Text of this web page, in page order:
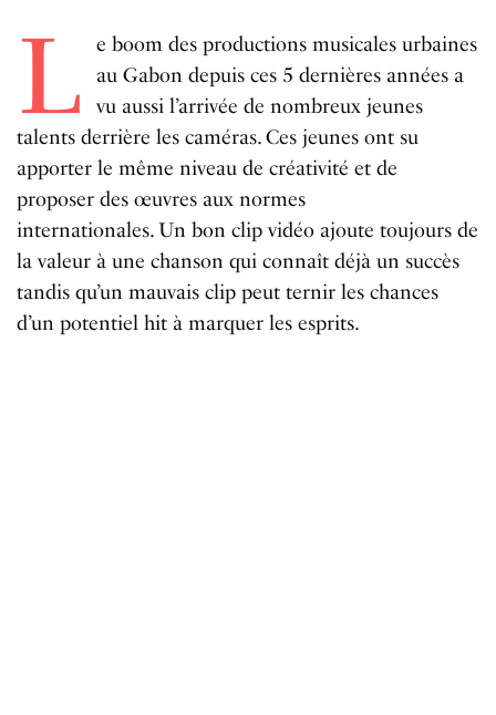
L
e boom des productions musicales urbaines
au Gabon depuis ces 5 dernières années a
vu aussi l’arrivée de nombreux jeunes
talents derrière les caméras.Ces jeunes ont su
apporter le même niveau de créativité et de
proposer des œuvres aux normes
internationales.Un bon clip vidéo ajoute toujours de
la valeur à une chanson qui connaît déjà un succès
tandis qu’un mauvais clip peut ternir les chances
d’un potentiel hit à marquer les esprits.